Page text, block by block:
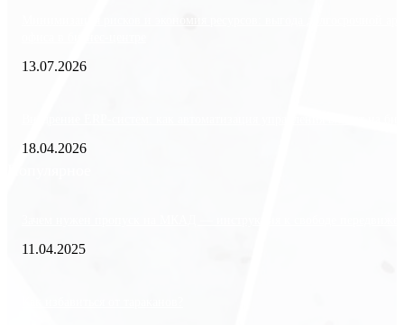
13.07.2026
18.04.2026
11.04.2025